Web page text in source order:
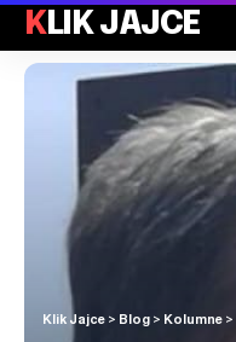
KLIK JAJCE
Klik Jajce > Blog > Kolumne >